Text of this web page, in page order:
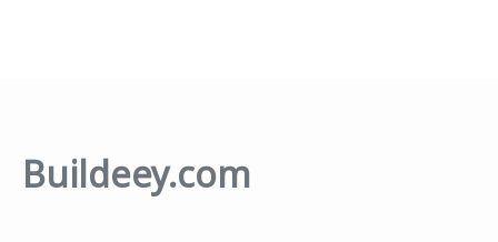
Buildeey.com